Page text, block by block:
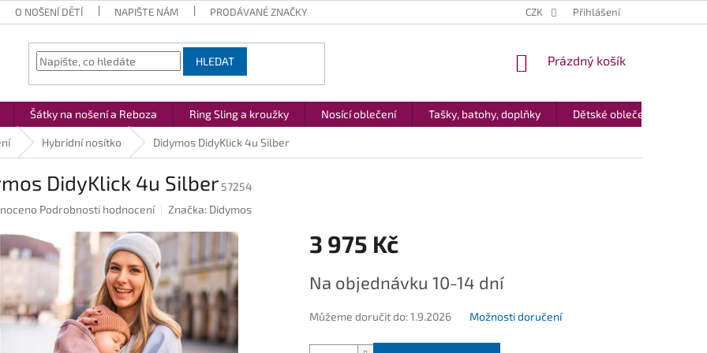
O NOŠENÍ DĚTÍ NAPIŠTE NÁM PRODÁVANÉ ZNAČKY CZK Přihlášení
HLEDAT
NÁKUPNÍ
Prázdný košík
Šátky na nošení a Reboza Ring Sling a kroužky Nosící oblečení Tašky, batohy, doplňky Dětské oblečení
Hybridní nosítko Didymos DidyKlick 4u Silber
DidyKlick 4u Silber57254
Podrobnosti hodnocení Značka: Didymos
3 975 Kč
cena:
Na objednávku 10-14 dní
Můžeme doručit do: 1.9.2026 Možnosti doručení